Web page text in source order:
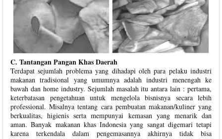
C. Tantangan Pangan Khas Daerah
Terdapat sejumlah problema yang dihadapi oleh para pelaku industri
makanan tradisional yang umumnya adalah industri menengah ke
bawah dan home industry. Sejumlah masalah itu antara lain : pertama,
keterbatasan pengetahuan untuk mengelola bisnisnya secara lebih
professional. Misalnya tentang cara pembuatan makanan/kuliner yang
berkualitas, higienis serta mempunyai kemasan yang menarik dan
aman. Banyak makanan khas Indonesia yang sangat digemari tetapi
karena terkendala dalam pengemasannya akhirnya tidak bisa